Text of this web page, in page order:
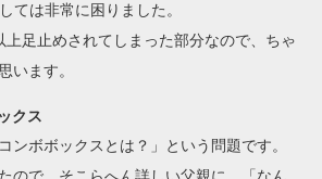
ては非常に困りました。
上足止めされてしまった部分なので、ちゃ
います。
クス
ンボボックスとは？」という問題です。